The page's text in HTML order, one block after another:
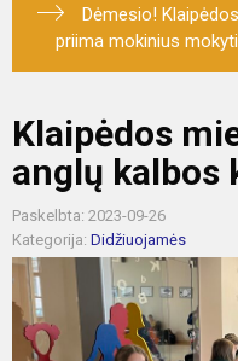
Dėmesio!
priima mokinius
Klaipėdos
anglų kalbos
Paskelbta: 2023-09-26
Kategorija: Didžiuojamės